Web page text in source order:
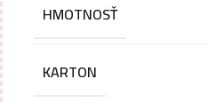
HMOTNOSŤ
KARTON